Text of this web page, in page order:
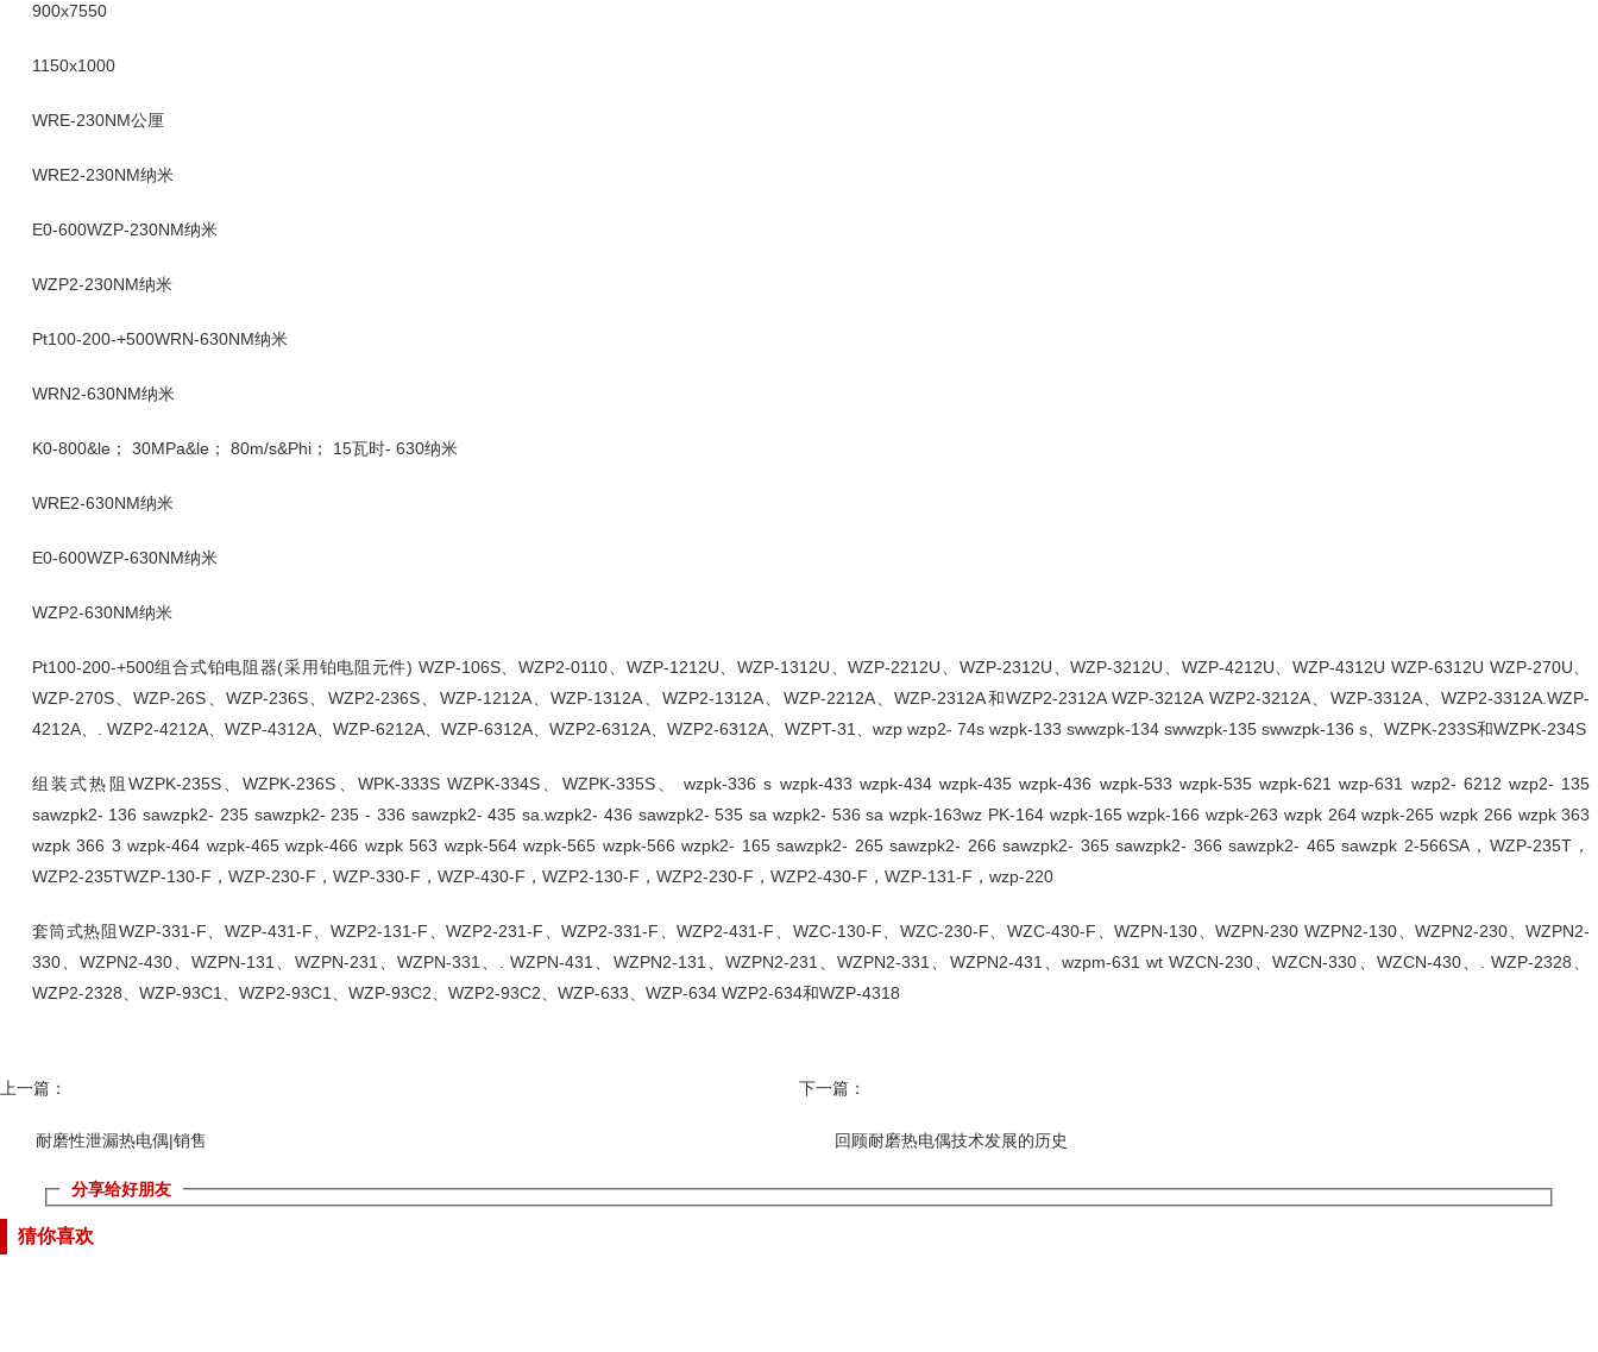
900x7550
1150x1000
WRE-230NM公厘
WRE2-230NM纳米
E0-600WZP-230NM纳米
WZP2-230NM纳米
Pt100-200-+500WRN-630NM纳米
WRN2-630NM纳米
K0-800&le； 30MPa&le； 80m/s&Phi； 15瓦时- 630纳米
WRE2-630NM纳米
E0-600WZP-630NM纳米
WZP2-630NM纳米
Pt100-200-+500组合式铂电阻器(采用铂电阻元件) WZP-106S、WZP2-0110、WZP-1212U、WZP-1312U、WZP-2212U、WZP-2312U、WZP-3212U、WZP-4212U、WZP-4312U WZP-6312U WZP-270U、
WZP-270S、WZP-26S、WZP-236S、WZP2-236S、WZP-1212A、WZP-1312A、WZP2-1312A、WZP-2212A、WZP-2312A和WZP2-2312A WZP-3212A WZP2-3212A、WZP-3312A、WZP2-3312A.WZP-
4212A、. WZP2-4212A、WZP-4312A、WZP-6212A、WZP-6312A、WZP2-6312A、WZP2-6312A、WZPT-31、wzp wzp2- 74s wzpk-133 swwzpk-134 swwzpk-135 swwzpk-136 s、WZPK-233S和WZPK-234S
组装式热阻WZPK-235S、WZPK-236S、WPK-333S WZPK-334S、WZPK-335S、 wzpk-336 s wzpk-433 wzpk-434 wzpk-435 wzpk-436 wzpk-533 wzpk-535 wzpk-621 wzp-631 wzp2- 6212 wzp2- 135
sawzpk2- 136 sawzpk2- 235 sawzpk2- 235 - 336 sawzpk2- 435 sa.wzpk2- 436 sawzpk2- 535 sa wzpk2- 536 sa wzpk-163wz PK-164 wzpk-165 wzpk-166 wzpk-263 wzpk 264 wzpk-265 wzpk 266 wzpk 363
wzpk 366 3 wzpk-464 wzpk-465 wzpk-466 wzpk 563 wzpk-564 wzpk-565 wzpk-566 wzpk2- 165 sawzpk2- 265 sawzpk2- 266 sawzpk2- 365 sawzpk2- 366 sawzpk2- 465 sawzpk 2-566SA，WZP-235T，
WZP2-235TWZP-130-F，WZP-230-F，WZP-330-F，WZP-430-F，WZP2-130-F，WZP2-230-F，WZP2-430-F，WZP-131-F，wzp-220
套筒式热阻WZP-331-F、WZP-431-F、WZP2-131-F、WZP2-231-F、WZP2-331-F、WZP2-431-F、WZC-130-F、WZC-230-F、WZC-430-F、WZPN-130、WZPN-230 WZPN2-130、WZPN2-230、WZPN2-
330、WZPN2-430、WZPN-131、WZPN-231、WZPN-331、. WZPN-431、WZPN2-131、WZPN2-231、WZPN2-331、WZPN2-431、wzpm-631 wt WZCN-230、WZCN-330、WZCN-430、. WZP-2328、
WZP2-2328、WZP-93C1、WZP2-93C1、WZP-93C2、WZP2-93C2、WZP-633、WZP-634 WZP2-634和WZP-4318
上一篇：
耐磨性泄漏热电偶|销售
下一篇：
回顾耐磨热电偶技术发展的历史
分享给好朋友
猜你喜欢